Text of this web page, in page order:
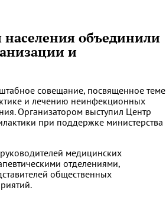
населения объединили
и
совещание, посвященное теме
и лечению неинфекционных
Организатором выступил Центр
при поддержке министерства
медицинских
отделениями,
общественных